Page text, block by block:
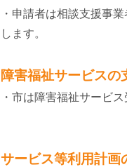
・申請者は相談支援事
します。
障害福祉サービスの
・市は障害福祉サービ
サービス等利用計画